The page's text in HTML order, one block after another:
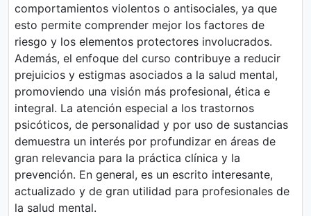
comportamientos violentos o antisociales, ya que
esto permite comprender mejor los factores de
riesgo y los elementos protectores involucrados.
Además, el enfoque del curso contribuye a reducir
prejuicios y estigmas asociados a la salud mental,
promoviendo una visión más profesional, ética e
integral. La atención especial a los trastornos
psicóticos, de personalidad y por uso de sustancias
demuestra un interés por profundizar en áreas de
gran relevancia para la práctica clínica y la
prevención. En general, es un escrito interesante,
actualizado y de gran utilidad para profesionales de
la salud mental.